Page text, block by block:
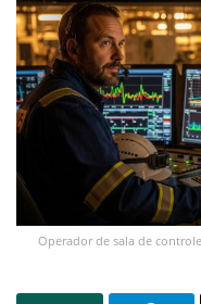
Operador de sala de